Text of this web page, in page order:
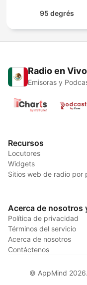
95 degrés
Radio en Vivo
Emisoras y
Recursos
Locutores
Widgets
Sitios web de radio por
Acerca de nosotros
Política de privacidad
Términos del servicio
Acerca de nosotros
Contáctenos
© AppMind